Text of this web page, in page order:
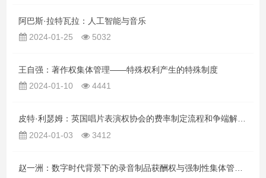
阿巴斯·拉特瓦拉：人工智能与音乐
2024-01-25
5032
王自强：著作权集体管理——特殊权利产生的特殊制度
2024-01-10
4441
皮特·利瑟姆：英国唱片表演权协会的费率制定流程和争端解决机制
2024-01-03
3412